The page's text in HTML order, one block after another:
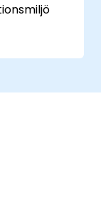
operation